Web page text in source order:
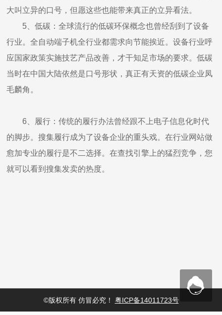
大叫立异的口号，但愿这些也能带来真正的立异看法。
5、低碳：全球流行的低碳环保概念也曾经刮到了设备
行业。全自动端子机全行业都需求向节能挨近。设备行业呼
应国家政策实施技艺产品改善，才干知足市场的要求。低碳
当时在中国大陆依然是口号形状，真正有天资的低碳企业凤
毛麟角。
6、履行：传统的履行办法曾经跟不上电子信息化时代
的脚步。搜集履行成为了设备企业的重头戏。在行业网站做
愈加专业的履行是不二选择。在查找引擎上的猛烈竞争，您
就可以看到搜集发卖的热度。
©版权所有 仿冒必究！ 粤ICP备14011723号